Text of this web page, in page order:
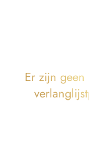
Er zijn